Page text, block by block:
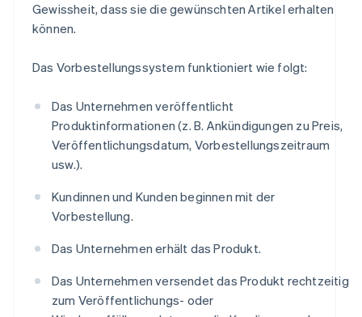
Gewissheit, dass sie die gewünschten Artikel erhalten
können.
Das Vorbestellungssystem funktioniert wie folgt:
Das Unternehmen veröffentlicht
Produktinformationen (z. B. Ankündigungen zu Preis,
Veröffentlichungsdatum, Vorbestellungszeitraum
usw.).
Kundinnen und Kunden beginnen mit der
Vorbestellung.
Das Unternehmen erhält das Produkt.
Das Unternehmen versendet das Produkt rechtzeitig
zum Veröffentlichungs- oder